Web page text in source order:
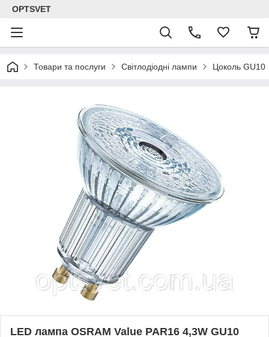
OPTSVET
Товари та послуги Світлодіодні лампи Цоколь GU10
LED лампа OSRAM Value PAR16 4,3W GU10